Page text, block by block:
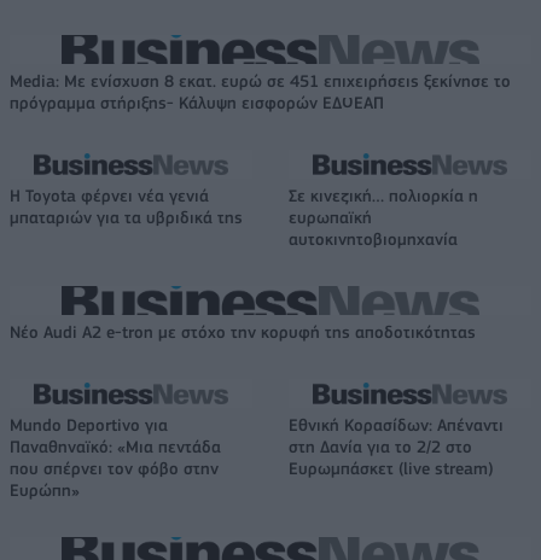
Media: Με ενίσχυση 8 εκατ. ευρώ σε 451 επιχειρήσεις ξεκίνησε το
πρόγραμμα στήριξης- Κάλυψη εισφορών ΕΔΟΕΑΠ
Η Toyota φέρνει νέα γενιά
μπαταριών για τα υβριδικά της
Σε κινεζική… πολιορκία η
ευρωπαϊκή
αυτοκινητοβιομηχανία
Νέο Audi A2 e-tron με στόχο την κορυφή της αποδοτικότητας
Mundo Deportivo για
Παναθηναϊκό: «Μια πεντάδα
που σπέρνει τον φόβο στην
Ευρώπη»
Εθνική Κορασίδων: Απέναντι
στη Δανία για το 2/2 στο
Ευρωμπάσκετ (live stream)